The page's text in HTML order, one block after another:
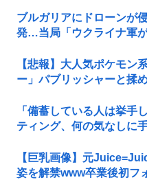
ブルガリアにドローンが
発…当局「ウクライナ軍
【悲報】大人気ポケモン
ー」パブリッシャーと揉
「備蓄している人は挙手
ティング、何の気なしに
【巨乳画像】元
姿を解禁www卒業後初フ